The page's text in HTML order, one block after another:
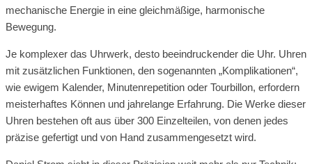
mechanische Energie in eine gleichmäßige, harmonische
Bewegung.
Je komplexer das Uhrwerk, desto beeindruckender die Uhr. Uhren
mit zusätzlichen Funktionen, den sogenannten „Komplikationen“,
wie ewigem Kalender, Minutenrepetition oder Tourbillon, erfordern
meisterhaftes Können und jahrelange Erfahrung. Die Werke dieser
Uhren bestehen oft aus über 300 Einzelteilen, von denen jedes
präzise gefertigt und von Hand zusammengesetzt wird.